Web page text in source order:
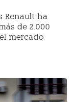
Renault ha
de 2.000
mercado